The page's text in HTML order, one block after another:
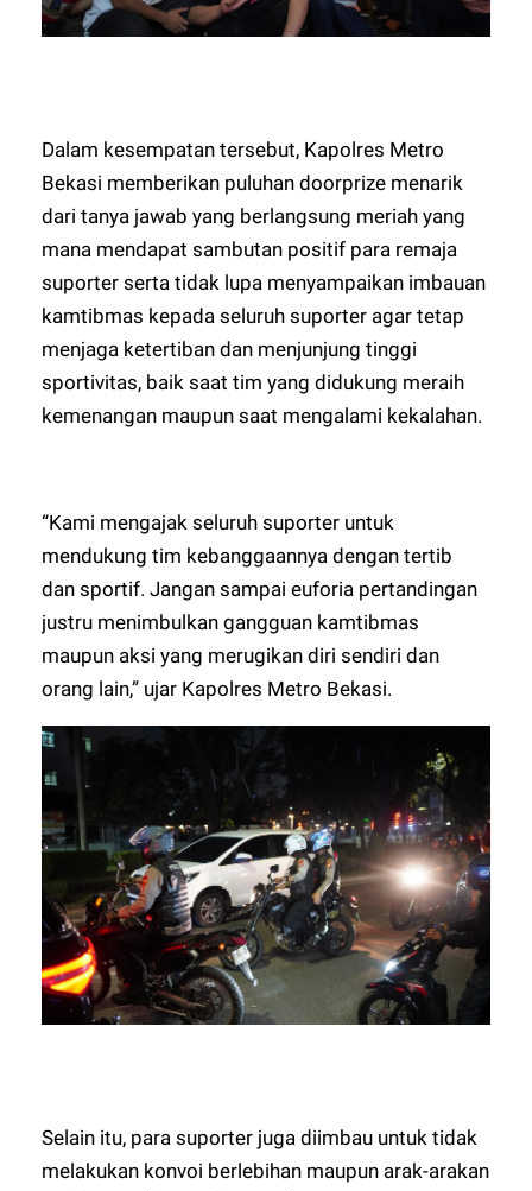
Dalam kesempatan tersebut, Kapolres Metro
Bekasi memberikan puluhan doorprize menarik
dari tanya jawab yang berlangsung meriah yang
mana mendapat sambutan positif para remaja
suporter serta tidak lupa menyampaikan imbauan
kamtibmas kepada seluruh suporter agar tetap
menjaga ketertiban dan menjunjung tinggi
sportivitas, baik saat tim yang didukung meraih
kemenangan maupun saat mengalami kekalahan.
“Kami mengajak seluruh suporter untuk
mendukung tim kebanggaannya dengan tertib
dan sportif. Jangan sampai euforia pertandingan
justru menimbulkan gangguan kamtibmas
maupun aksi yang merugikan diri sendiri dan
orang lain,” ujar Kapolres Metro Bekasi.
Selain itu, para suporter juga diimbau untuk tidak
melakukan konvoi berlebihan maupun arak-arakan